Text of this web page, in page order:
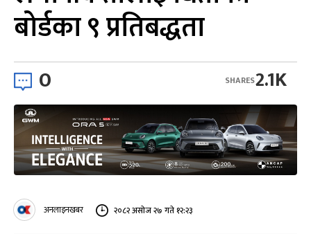
बोर्डका ९ प्रतिबद्धता
0 2.1K
SHARES
अनलाइनखबर २०८२ असोज २७ गते १२:२३